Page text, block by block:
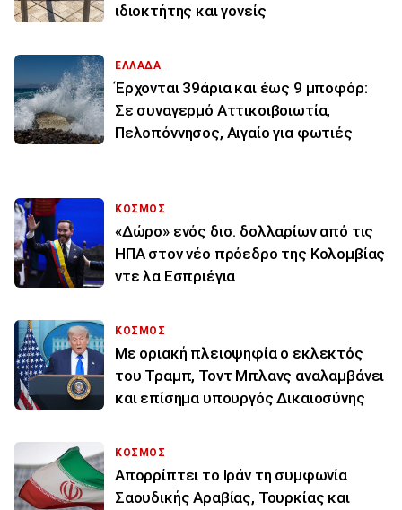
ιδιοκτήτης και γονείς
ΕΛΛΑΔΑ
Έρχονται 39άρια και έως 9 μποφόρ:
Σε συναγερμό Αττικοιβοιωτία,
Πελοπόννησος, Αιγαίο για φωτιές
ΚΟΣΜΟΣ
«Δώρο» ενός δισ. δολλαρίων από τις
ΗΠΑ στον νέο πρόεδρο της Κολομβίας
ντε λα Εσπριέγια
ΚΟΣΜΟΣ
Με οριακή πλειοψηφία ο εκλεκτός
του Τραμπ, Τοντ Μπλανς αναλαμβάνει
και επίσημα υπουργός Δικαιοσύνης
ΚΟΣΜΟΣ
Απορρίπτει το Ιράν τη συμφωνία
Σαουδικής Αραβίας, Τουρκίας και